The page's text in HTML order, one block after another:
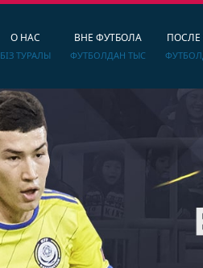
О НАС
БІЗ ТУРАЛЫ
ВНЕ ФУТБОЛА
ФУТБОЛДАН ТЫС
ПОСЛЕ